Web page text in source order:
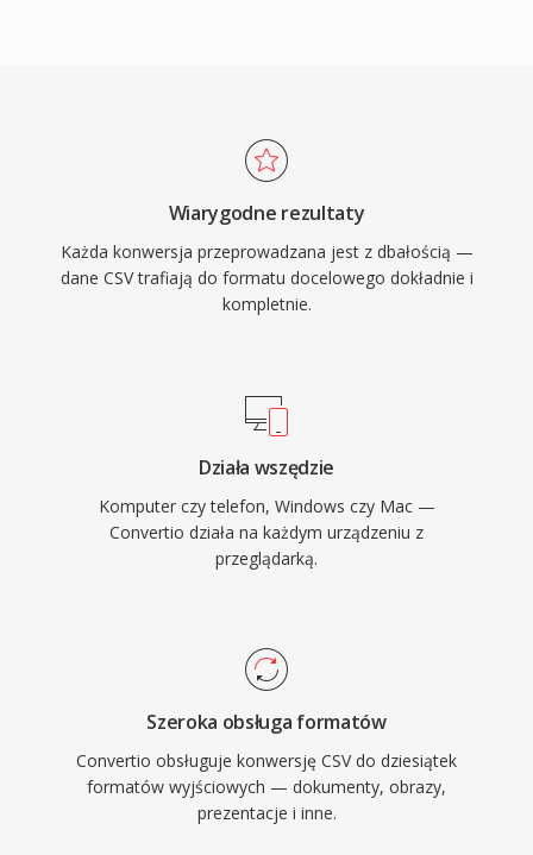
Wiarygodne rezultaty
Każda konwersja przeprowadzana jest z dbałością —
dane CSV trafiają do formatu docelowego dokładnie i
kompletnie.
Działa wszędzie
Komputer czy telefon, Windows czy Mac —
Convertio działa na każdym urządzeniu z
przeglądarką.
Szeroka obsługa formatów
Convertio obsługuje konwersję CSV do dziesiątek
formatów wyjściowych — dokumenty, obrazy,
prezentacje i inne.